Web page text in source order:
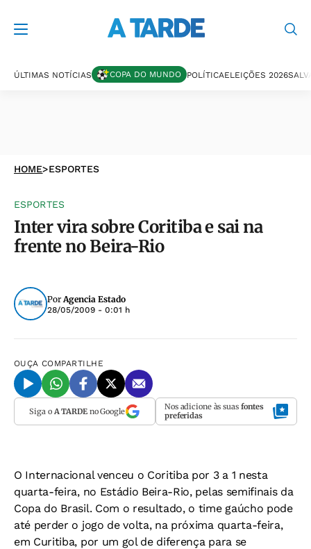
ÚLTIMAS NOTÍCIAS COPA DO MUNDO POLÍTICAELEIÇÕES 2026
HOME>ESPORTES
ESPORTES
Inter vira sobre Coritiba e sai na
frente no Beira-Rio
PorAgencia Estado
28/05/2009 - 0:01 h
OUÇA COMPARTILHE
Siga o A TARDEno Google Nos adicione às suas fontes
preferidas
O Internacional venceu o Coritiba por 3 a 1 nesta
quarta-feira, no Estádio Beira-Rio, pelas semifinais da
Copa do Brasil. Com o resultado, o time gaúcho pode
até perder o jogo de volta, na próxima quarta-feira,
em Curitiba, por um gol de diferença para se